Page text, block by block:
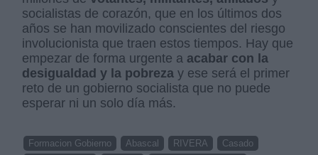
socialistas de corazón, que en los últimos dos
años se han movilizado conscientes del riesgo
involucionista que traen estos tiempos. Hay que
empezar de forma urgente a acabar con la
desigualdad y la pobreza y ese será el primer
reto de un gobierno socialista que no puede
esperar ni un solo día más.
Formacion Gobierno Abascal RIVERA
Casado